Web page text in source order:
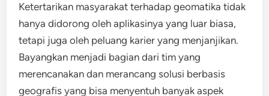
Ketertarikan masyarakat terhadap geomatika tidak
hanya didorong oleh aplikasinya yang luar biasa,
tetapi juga oleh peluang karier yang menjanjikan.
Bayangkan menjadi bagian dari tim yang
merencanakan dan merancang solusi berbasis
geografis yang bisa menyentuh banyak aspek